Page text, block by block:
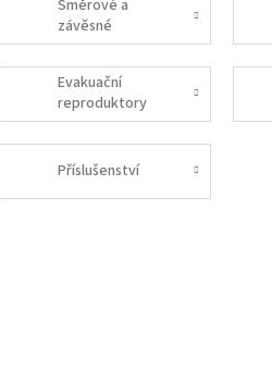
Směrové a
závěsné
reproduktory
Evakuační
reproduktory
Příslušenství